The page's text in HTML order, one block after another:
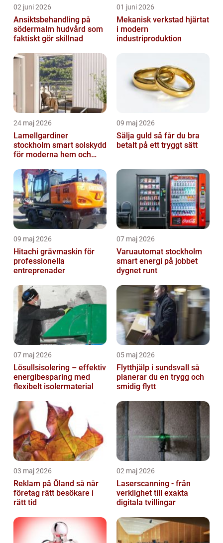
02 juni 2026
Ansiktsbehandling på
södermalm hudvård som
faktiskt gör skillnad
01 juni 2026
Mekanisk verkstad hjärtat
i modern
industriproduktion
24 maj 2026
Lamellgardiner
stockholm smart solskydd
för moderna hem och
09 maj 2026
Sälja guld så får du bra
betalt på ett tryggt sätt
09 maj 2026
Hitachi grävmaskin för
professionella
entreprenader
07 maj 2026
Varuautomat stockholm
smart energi på jobbet
dygnet runt
07 maj 2026
Lösullsisolering – effektiv
energibesparing med
flexibelt isolermaterial
05 maj 2026
Flytthjälp i sundsvall så
planerar du en trygg och
smidig flytt
03 maj 2026
Reklam på Öland så når
företag rätt besökare i
rätt tid
02 maj 2026
Laserscanning - från
verklighet till exakta
digitala tvillingar